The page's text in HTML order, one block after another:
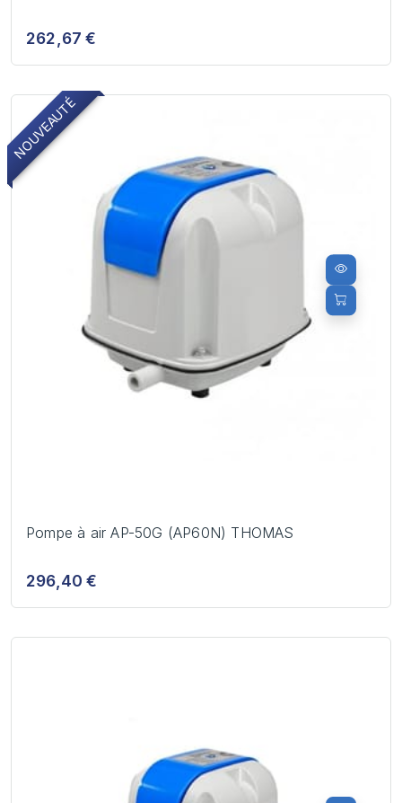
262,67 €
NOUVEAUTÉ
Pompe à air AP-50G (AP60N) THOMAS
296,40 €